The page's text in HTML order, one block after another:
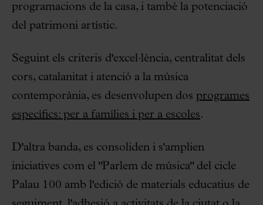
programacions de la casa, i també la potenciació
del patrimoni artístic.
Seguint els criteris d'excel·lència, centralitat dels
cors, catalanitat i atenció a la música
contemporània, es desenvolupen dos programes
específics: per a famílies i per a escoles.
D'altra banda, es consoliden i s'amplien
iniciatives com el "Parlem de música" del cicle
Palau 100 amb l'edició de materials educatius de